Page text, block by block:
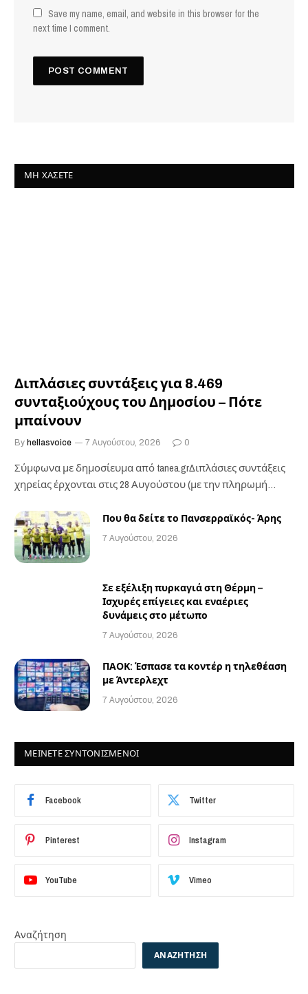
Save my name, email, and website in this browser for the
next time I comment.
ΜΗ ΧΆΣΕΤΕ
Διπλάσιες συντάξεις για 8.469
συνταξιούχους του Δημοσίου – Πότε
μπαίνουν
By hellasvoice 7 Αυγούστου, 2026 0
Σύμφωνα με δημοσίευμα από tanea.grΔιπλάσιες συντάξεις
χηρείας έρχονται στις 28 Αυγούστου (με την πληρωμή
Που θα δείτε το Πανσερραϊκός- Άρης
7 Αυγούστου, 2026
Σε εξέλιξη πυρκαγιά στη Θέρμη –
Ισχυρές επίγειες και εναέριες
δυνάμεις στο μέτωπο
7 Αυγούστου, 2026
ΠΑΟΚ: Έσπασε τα κοντέρ η τηλεθέαση
με Άντερλεχτ
7 Αυγούστου, 2026
ΜΕΙΝΕΤΕ ΣΥΝΤΟΝΙΣΜΕΝΟΙ
Facebook Twitter
Pinterest Instagram
YouTube Vimeo
Αναζήτηση
ΑΝΑΖΉΤΗΣΗ